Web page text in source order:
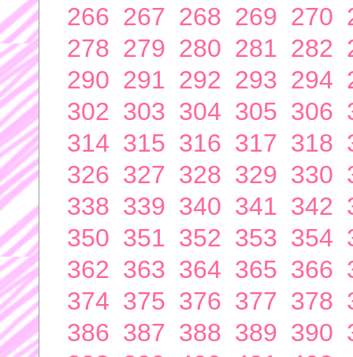
266 267 268 269 270
278 279 280 281 282
290 291 292 293 294
302 303 304 305 306
314 315 316 317 318
326 327 328 329 330
338 339 340 341 342
350 351 352 353 354
362 363 364 365 366
374 375 376 377 378
386 387 388 389 390